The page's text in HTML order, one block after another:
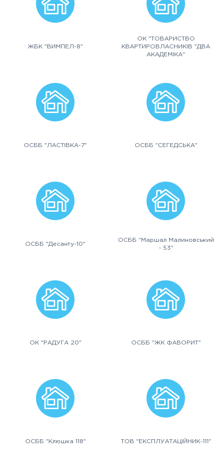
ЖБК "ВИМПЕЛ-8"
ОК "ТОВАРИСТВО
КВАРТИРОВЛАСНИКІВ "ДВА
АКАДЕМІКА"
ОСББ "ЛАСТІВКА-7" ОСББ "СЕГЕДСЬКА"
ОСББ "Десанту-10"
ОСББ "Маршал Малиновський
- 53"
ОК "РАДУГА 20" ОСББ "ЖК ФАВОРИТ"
ОСББ "Клюшка 118" ТОВ "ЕКСПЛУАТАЦІЙНИК-111"